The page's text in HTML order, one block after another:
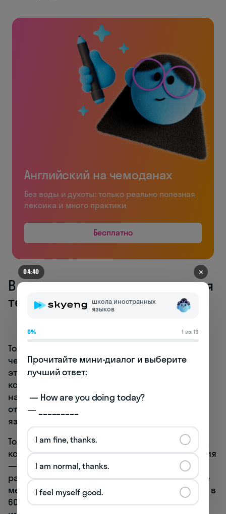
Английский на чемоданах
Без воды и духоты: только реально полезная
лексика и много практики
Бесплатно
В чем же разница между тремя
терминами?
Толерантность подразумевает наличие у
человека критического мышления и чувства
этической оценки. Моральные ценности и
корректные языковые практики выстраивают
нашу возможность терпимо и уважительно
относиться к людям, говорящим на разных
языках и живущих в разных культурах.
Толерантность тяжело приживается в случаях,
когда человек уверен, что его мнение и позиция
— единственно верные и правильные. Для
развития терпимости важно понимать, что все
меняется: некоторые слова, которые говорили в
60-х на улицах южных городков США, сейчас
04:40 ✕
школа иностранных
языков
0% 1 из 19
Прочитайте мини-диалог и выберите
лучший ответ:
— _________
I am fine, thanks.
I am normal, thanks.
I feel myself good.